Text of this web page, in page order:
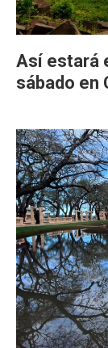
Así estará
sábado en